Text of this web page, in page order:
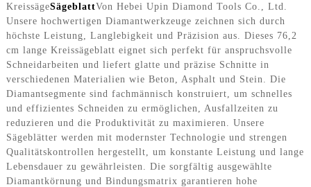
KreissägeSägeblattVon Hebei Upin Diamond Tools Co., Ltd.
Unsere hochwertigen Diamantwerkzeuge zeichnen sich durch
höchste Leistung, Langlebigkeit und Präzision aus. Dieses 76,2
cm lange Kreissägeblatt eignet sich perfekt für anspruchsvolle
Schneidarbeiten und liefert glatte und präzise Schnitte in
verschiedenen Materialien wie Beton, Asphalt und Stein. Die
Diamantsegmente sind fachmännisch konstruiert, um schnelles
und effizientes Schneiden zu ermöglichen, Ausfallzeiten zu
reduzieren und die Produktivität zu maximieren. Unsere
Sägeblätter werden mit modernster Technologie und strengen
Qualitätskontrollen hergestellt, um konstante Leistung und lange
Lebensdauer zu gewährleisten. Die sorgfältig ausgewählte
Diamantkörnung und Bindungsmatrix garantieren hohe